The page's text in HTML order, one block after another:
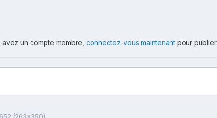
un compte membre, connectez-vous maintenant pour
(263x350)